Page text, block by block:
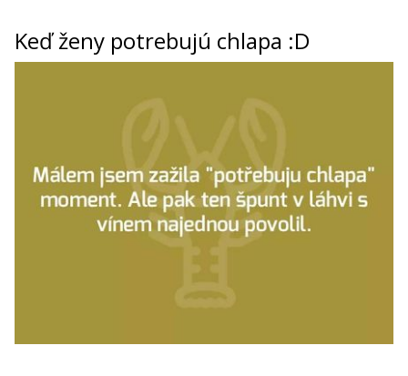
Keď ženy potrebujú chlapa :D